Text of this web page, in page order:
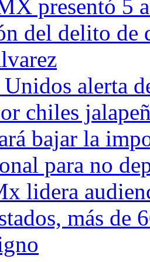
presentó 5
del delito de
alerta
chiles
bajar la
para no
lidera
más de